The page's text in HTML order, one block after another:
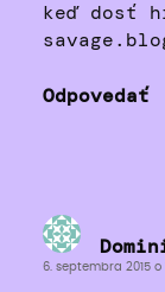
keď dosť
Odpovedať
6. septembra 2015 o